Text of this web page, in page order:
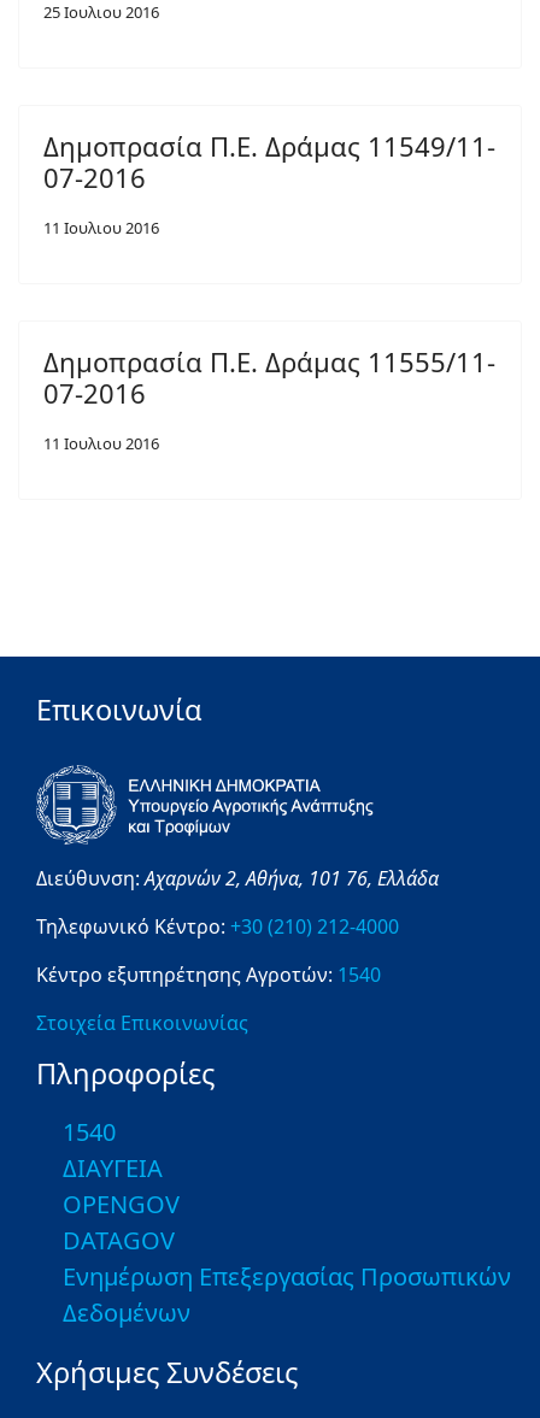
25 Ιουλιου 2016
Δημοπρασία Π.Ε. Δράμας 11549/11-
07-2016
11 Ιουλιου 2016
Δημοπρασία Π.Ε. Δράμας 11555/11-
07-2016
11 Ιουλιου 2016
Επικοινωνία
Διεύθυνση:Αχαρνών 2,Αθήνα, 101 76, Ελλάδα
Τηλεφωνικό Κέντρο: +30 (210) 212-4000
Κέντρο εξυπηρέτησης Αγροτών: 1540
Στοιχεία Επικοινωνίας
Πληροφορίες
1540
ΔΙΑΥΓΕΙΑ
OPENGOV
DATAGOV
Ενημέρωση Επεξεργασίας Προσωπικών
Δεδομένων
Χρήσιμες Συνδέσεις